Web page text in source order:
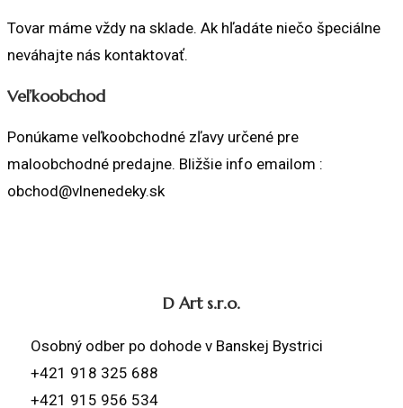
Tovar máme vždy na sklade. Ak hľadáte niečo špeciálne
neváhajte nás kontaktovať.
Veľkoobchod
Ponúkame veľkoobchodné zľavy určené pre
maloobchodné predajne. Bližšie info emailom :
obchod@vlnenedeky.sk
D Art s.r.o.
Osobný odber po dohode v Banskej Bystrici
+421 918 325 688
+421 915 956 534